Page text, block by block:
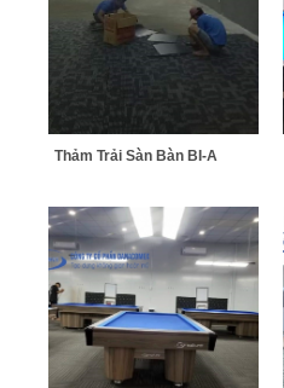
Thảm Trải Sàn Bàn BI-A